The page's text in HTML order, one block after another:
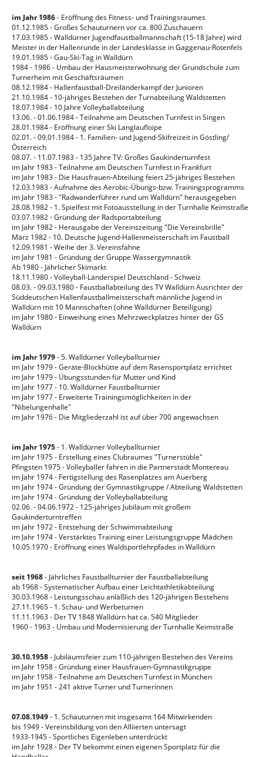
im Jahr 1986- Eröffnung des Fitness- und Trainingsraumes
01.12.1985 - Großes Schauturnern vor ca. 800 Zuschauern
17.03.1985 - Walldürner Jugendfaustballmannschaft (15-18 Jahre) wird
Meister in der Hallenrunde in der Landesklasse in Gaggenau-Rotenfels
19.01.1985 - Gau-Ski-Tag in Walldürn
1984 - 1986 - Umbau der Hausmeisterwohnung der Grundschule zum
Turnerheim mit Geschäftsräumen
08.12.1984 - Hallenfaustball-Dreiländerkampf der Junioren
21.10.1984 - 10-jähriges Bestehen der Turnabteilung Waldstetten
18.07.1984 - 10 Jahre Volleyballabteilung
13.06. - 01.06.1984 - Teilnahme am Deutschen Turnfest in Singen
28.01.1984 - Eröffnung einer Ski Langlaufloipe
02.01. - 09.01.1984 - 1. Familien- und Jugend-Skifreizeit in Göstling/
Österreich
08.07. - 11.07.1983 - 135 Jahre TV: Großes Gaukinderturnfest
im Jahr 1983 - Teilnahme am Deutschen Turnfest in Frankfurt
im Jahr 1983 - Die Hausfrauen-Abteilung feiert 25-jähriges Bestehen
12.03.1983 - Aufnahme des Aerobic-Übungs-bzw. Trainingsprogramms
im Jahr 1983 - "Radwanderführer rund um Walldürn" herausgegeben
28.08.1982 - 1. Spielfest mit Fotoausstellung in der Turnhalle Keimstraße
03.07.1982 - Gründung der Radsportabteilung
im Jahr 1982 - Herausgabe der Vereinszeitung "Die Vereinsbrille"
März 1982 - 10. Deutsche Jugend-Hallenmeisterschaft im Faustball
12.09.1981 - Weihe der 3. Vereinsfahne
im Jahr 1981 - Gründung der Gruppe Wassergymnastik
Ab 1980 - Jährlicher Skimarkt
18.11.1980 - Volleyball-Länderspiel Deutschland - Schweiz
08.03. - 09.03.1980 - Faustballabteilung des TV Walldürn Ausrichter der
Süddeutschen Hallenfaustballmeisterschaft männliche Jugend in
Walldürn mit 10 Mannschaften (ohne Walldürner Beteiligung)
im Jahr 1980 - Einweihung eines Mehrzweckplatzes hinter der GS
Walldürn
im Jahr 1979- 5. Walldürner Volleyballturnier
im Jahr 1979 - Geräte-Blockhütte auf dem Rasensportplatz errichtet
im Jahr 1979 - Übungsstunden für Mutter und Kind
im Jahr 1977 - 10. Walldürner Faustballturnier
im Jahr 1977 - Erweiterte Trainingsmöglichkeiten in der
"Nibelungenhalle"
im Jahr 1976 - Die Mitgliederzahl ist auf über 700 angewachsen
im Jahr 1975- 1. Walldürner Volleyballturnier
im Jahr 1975 - Erstellung eines Clubraumes "Turnerstüble"
Pfingsten 1975 - Volleyballer fahren in die Partnerstadt Montereau
im Jahr 1974 - Fertigstellung des Rasenplatzes am Auerberg
im Jahr 1974 - Gründung der Gymnastikgruppe / Abteilung Waldstetten
im Jahr 1974 - Gründung der Volleyballabteilung
02.06. - 04.06.1972 - 125-jähriges Jubiläum mit großem
Gaukinderturntreffen
im Jahr 1972 - Entstehung der Schwimmabteilung
im Jahr 1974 - Verstärktes Training einer Leistungsgruppe Mädchen
10.05.1970 - Eröffnung eines Waldsportlehrpfades in Walldürn
seit 1968- Jährliches Faustballturnier der Faustballabteilung
ab 1968 - Systematischer Aufbau einer Leichtathletikabteilung
30.03.1968 - Leistungsschau anläßlich des 120-jährigen Bestehens
27.11.1965 - 1. Schau- und Werbeturnen
11.11.1963 - Der TV 1848 Walldürn hat ca. 540 Mitglieder
1960 - 1963 - Umbau und Modernisierung der Turnhalle Keimstraße
30.10.1958- Jubiläumsfeier zum 110-jährigen Bestehen des Vereins
im Jahr 1958 - Gründung einer Hausfrauen-Gymnastikgruppe
im Jahr 1958 - Teilnahme am Deutschen Turnfest in München
im Jahr 1951 - 241 aktive Turner und Turnerinnen
07.08.1949- 1. Schauturnen mit insgesamt 164 Mitwirkenden
bis 1949 - Vereinsbildung von den Alliierten untersagt
1933-1945 - Sportliches Eigenleben unterdrückt
im Jahr 1928 - Der TV bekommt einen eigenen Sportplatz für die